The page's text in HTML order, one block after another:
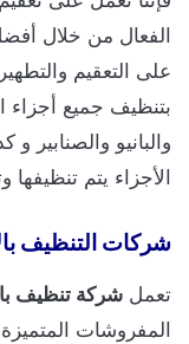
الفعال من خلال
على التعقيم
بتنظيف جميع أجزاء
والبانيو والصنابير
الأجزاء يتم
شركات التنظيف
تعمل شركة تنظيف
المفروشات